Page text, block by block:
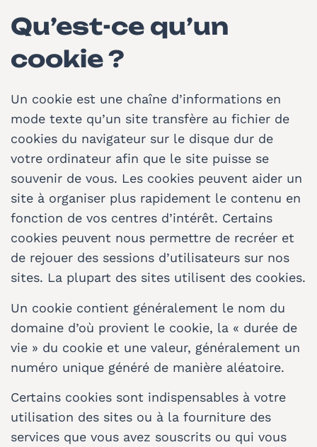
Qu’est-ce qu’un
cookie ?
Un cookie est une chaîne d’informations en
mode texte qu’un site transfère au fichier de
cookies du navigateur sur le disque dur de
votre ordinateur afin que le site puisse se
souvenir de vous. Les cookies peuvent aider un
site à organiser plus rapidement le contenu en
fonction de vos centres d’intérêt. Certains
cookies peuvent nous permettre de recréer et
de rejouer des sessions d’utilisateurs sur nos
sites. La plupart des sites utilisent des cookies.
Un cookie contient généralement le nom du
domaine d’où provient le cookie, la « durée de
vie » du cookie et une valeur, généralement un
numéro unique généré de manière aléatoire.
Certains cookies sont indispensables à votre
utilisation des sites ou à la fourniture des
services que vous avez souscrits ou qui vous